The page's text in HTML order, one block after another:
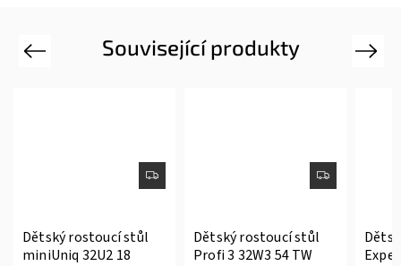
Související produkty
Previous
Dětský rostoucí stůl
miniUniq 32U2 18
Dětský rostoucí stůl
Profi 3 32W3 54 TW
Next